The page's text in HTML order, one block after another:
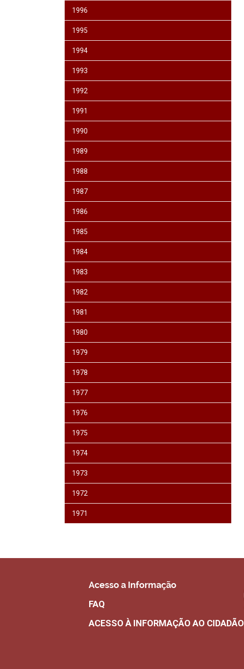
1996
1995
1994
1993
1992
1991
1990
1989
1988
1987
1986
1985
1984
1983
1982
1981
1980
1979
1978
1977
1976
1975
1974
1973
1972
1971
Acesso a Informação
FAQ
ACESSO À INFORMAÇÃO AO CIDADÃO